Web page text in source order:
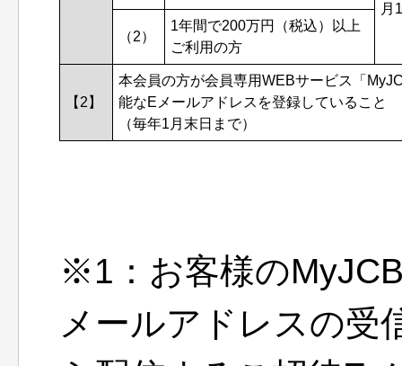
月
（2）
1年間で200万円（税込）以上
ご利用の方
【2】
本会員の方が会員専用WEBサービス「
能なEメールアドレスを登録していること
（毎年1月末日まで）
※1：お客様の
メールアドレスの受